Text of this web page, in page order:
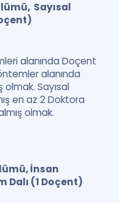
Sayısal
alanında Doçent
alanında
Sayısal
en az 2 Doktora
olmak.
İnsan
Dalı (1 Doçent)